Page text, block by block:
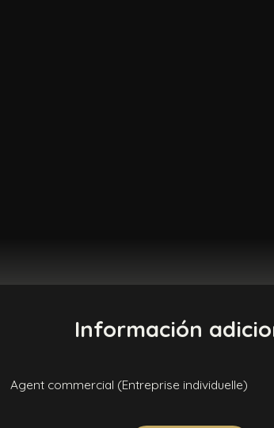
Información
Agent commercial (Entreprise individuelle)